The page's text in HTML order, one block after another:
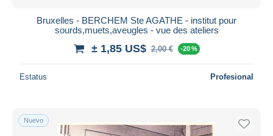
Bruxelles - BERCHEM Ste AGATHE - institut pour
sourds,muets,aveugles - vue des ateliers
± 1,85 US$ 2,00 € -20 %
Estatus Profesional
Nuevo